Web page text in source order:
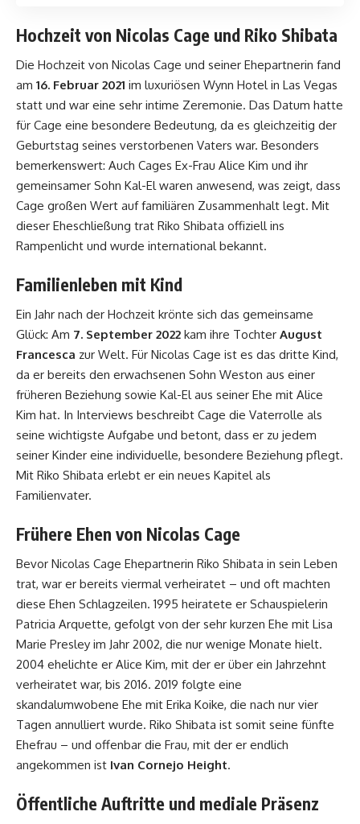
Hochzeit von Nicolas Cage und Riko Shibata
Die Hochzeit von Nicolas Cage und seiner Ehepartnerin fand
am 16. Februar 2021 im luxuriösen Wynn Hotel in Las Vegas
statt und war eine sehr intime Zeremonie. Das Datum hatte
für Cage eine besondere Bedeutung, da es gleichzeitig der
Geburtstag seines verstorbenen Vaters war. Besonders
bemerkenswert: Auch Cages Ex-Frau Alice Kim und ihr
gemeinsamer Sohn Kal-El waren anwesend, was zeigt, dass
Cage großen Wert auf familiären Zusammenhalt legt. Mit
dieser Eheschließung trat Riko Shibata offiziell ins
Rampenlicht und wurde international bekannt.
Familienleben mit Kind
Ein Jahr nach der Hochzeit krönte sich das gemeinsame
Glück: Am 7. September 2022 kam ihre Tochter August
Francesca zur Welt. Für Nicolas Cage ist es das dritte Kind,
da er bereits den erwachsenen Sohn Weston aus einer
früheren Beziehung sowie Kal-El aus seiner Ehe mit Alice
Kim hat. In Interviews beschreibt Cage die Vaterrolle als
seine wichtigste Aufgabe und betont, dass er zu jedem
seiner Kinder eine individuelle, besondere Beziehung pflegt.
Mit Riko Shibata erlebt er ein neues Kapitel als
Familienvater.
Frühere Ehen von Nicolas Cage
Bevor Nicolas Cage Ehepartnerin Riko Shibata in sein Leben
trat, war er bereits viermal verheiratet – und oft machten
diese Ehen Schlagzeilen. 1995 heiratete er Schauspielerin
Patricia Arquette, gefolgt von der sehr kurzen Ehe mit Lisa
Marie Presley im Jahr 2002, die nur wenige Monate hielt.
2004 ehelichte er Alice Kim, mit der er über ein Jahrzehnt
verheiratet war, bis 2016. 2019 folgte eine
skandalumwobene Ehe mit Erika Koike, die nach nur vier
Tagen annulliert wurde. Riko Shibata ist somit seine fünfte
Ehefrau – und offenbar die Frau, mit der er endlich
angekommen ist Ivan Cornejo Height.
Öffentliche Auftritte und mediale Präsenz